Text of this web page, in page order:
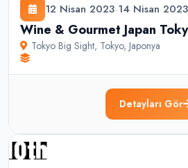
12 Nisan 2023-14 Nisan 2023
Wine & Gourmet Japan
Tokyo Big Sight, Tokyo, Japonya
Detayları Gör